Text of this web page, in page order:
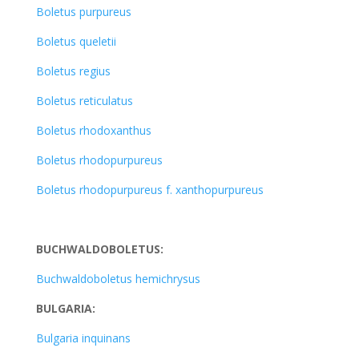
Boletus purpureus
Boletus queletii
Boletus regius
Boletus reticulatus
Boletus rhodoxanthus
Boletus rhodopurpureus
Boletus rhodopurpureus f. xanthopurpureus
BUCHWALDOBOLETUS:
Buchwaldoboletus hemichrysus
BULGARIA:
Bulgaria inquinans